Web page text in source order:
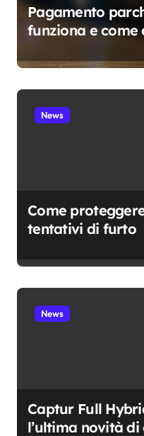
Pagamento
funziona e come
News
Come
tentativi di furto
News
Captur Full
l’ultima novità di